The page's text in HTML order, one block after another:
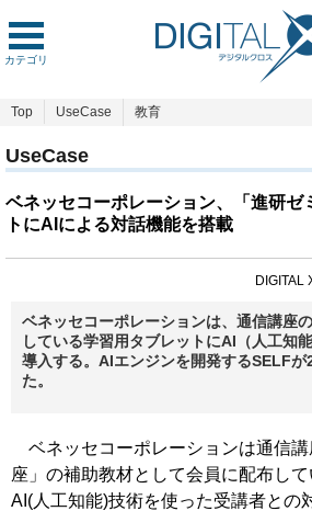
カテゴリ
Top UseCase 教育
UseCase
ベネッセコーポレーション、「進研ゼ
トにAIによる対話機能を搭載
DIGITAL
ベネッセコーポレーションは、通信講座
している学習用タブレットにAI（人工知
導入する。AIエンジンを開発するSELF
た。
ベネッセコーポレーションは通信
座」の補助教材として会員に配布して
AI(人工知能)技術を使った受講者との